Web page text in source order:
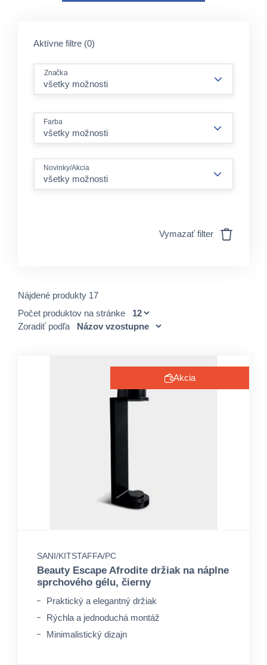
Aktívne filtre (0)
Značka
Farba
všetky možnosti
Novinky/Akcia
všetky možnosti
Vymazať filter
Nájdené produkty 17
Počet produktov na stránke
Zoradiť podľa
Akcia
SANI/KITSTAFFA/PC
Beauty Escape Afrodite držiak na náplne
sprchového gélu, čierny
Praktický a elegantný držiak
Rýchla a jednoduchá montáž
Minimalistický dizajn